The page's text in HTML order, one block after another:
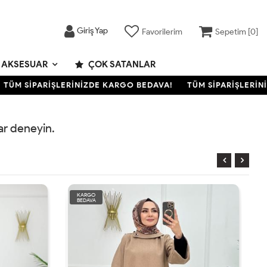
Giriş Yap Favorilerim Sepetim [0]
AKSESUAR ÇOK SATANLAR
TÜM SİPARİŞLERİNİZDE KARGO BEDAVA! TÜM
deneyin.
KARGO
BEDAVA